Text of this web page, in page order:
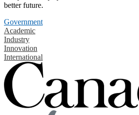
better future.
Government
Academic
Industry
Innovation
International